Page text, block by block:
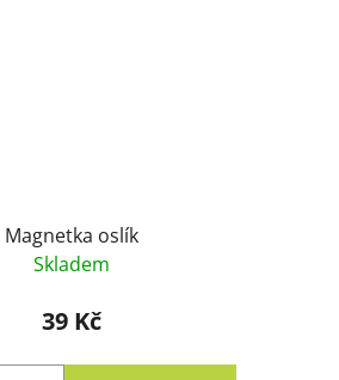
Magnetka oslík
Skladem
39 Kč